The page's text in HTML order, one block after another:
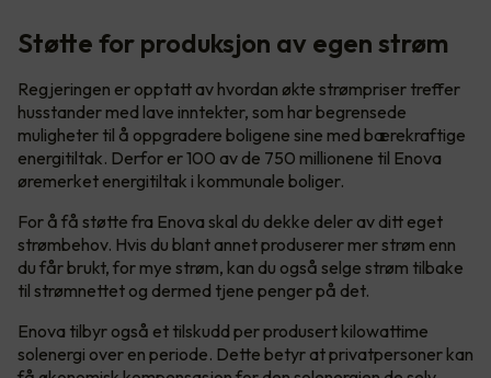
Støtte for produksjon av egen strøm
Regjeringen er opptatt av hvordan økte strømpriser treffer
husstander med lave inntekter, som har begrensede
muligheter til å oppgradere boligene sine med bærekraftige
energitiltak. Derfor er 100 av de 750 millionene til Enova
øremerket energitiltak i kommunale boliger.
For å få støtte fra Enova skal du dekke deler av ditt eget
strømbehov. Hvis du blant annet produserer mer strøm enn
du får brukt, for mye strøm, kan du også selge strøm tilbake
til strømnettet og dermed tjene penger på det.
Enova tilbyr også et tilskudd per produsert kilowattime
solenergi over en periode. Dette betyr at privatpersoner kan